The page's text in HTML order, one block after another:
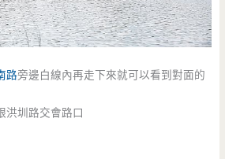
路旁邊白線內再走下來就可以看到對面的
洪圳路交會路口